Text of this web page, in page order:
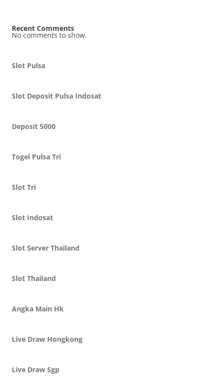
Recent Comments
No comments to show.
Slot Pulsa
Slot Deposit Pulsa Indosat
Deposit 5000
Togel Pulsa Tri
Slot Tri
Slot Indosat
Slot Server Thailand
Slot Thailand
Angka Main Hk
Live Draw Hongkong
Live Draw Sgp